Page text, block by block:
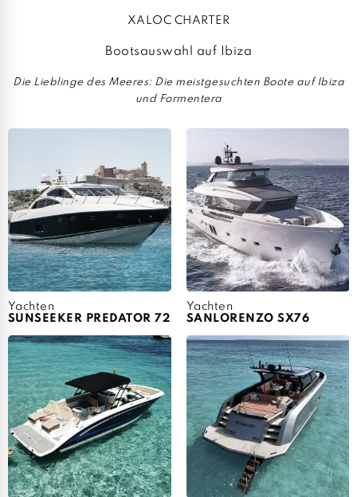
XALOC CHARTER
Bootsauswahl auf Ibiza
Die Lieblinge des Meeres: Die meistgesuchten Boote auf Ibiza
und Formentera
Yachten
SUNSEEKER PREDATOR 72
Yachten
SANLORENZO SX76